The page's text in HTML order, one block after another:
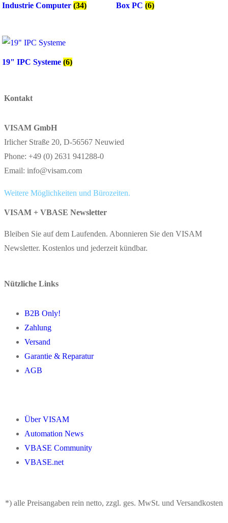
Industrie Computer (34) Box PC (6)
19" IPC Systeme (6)
Kontakt
VISAM GmbH
Irlicher Straße 20, D-56567 Neuwied
Phone: +49 (0) 2631 941288-0
Email: info@visam.com
Weitere Möglichkeiten und Bürozeiten.
VISAM + VBASE Newsletter
Bleiben Sie auf dem Laufenden. Abonnieren Sie den VISAM
Newsletter. Kostenlos und jederzeit kündbar.
Nützliche Links
B2B Only!
Zahlung
Versand
Garantie & Reparatur
AGB
Über VISAM
Automation News
VBASE Community
VBASE.net
*) alle Preisangaben rein netto, zzgl. ges. MwSt. und Versandkosten